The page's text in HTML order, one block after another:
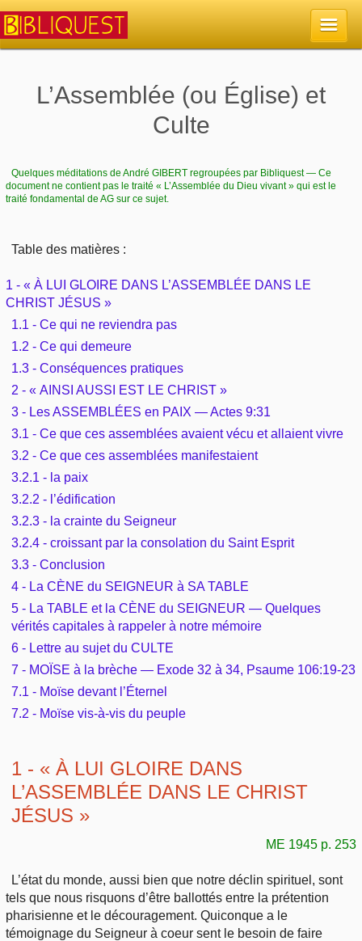
Retour à l'accueil
Quoi de neuf sur Bibliquest
Sujets d'actualité
Librairies, éditeurs
Autres sites chrétiens
Outils
Paramètres
La Bible
Écoutez la Bible
Rechercher (concordance)
Études et commentaires par passage
Versets Classés
Lecture Journalière
Sujets
Dieu
La Bible
L'Évangile, le Salut
Mort, résurrection
Sanctification
Vie pratique
Mariage, famille
Sujets de A à Z
Études et commentaires par passage
Personnages bibliques
Édification
Commentaires journaliers
COURS Bibliques - GUIDES de lecture
Pour débuter
Rechercher dans le site
Ouvrages de A à Z
Auteurs de A à Z
Rechercher dans la Bible
Études et commentaires par passage
Dictionnaires bibliques
Sommaires
Aperçus Livres de la Bible
Autres FAQ
L’Assemblée (ou Église) et
Culte
Quelques méditations de André GIBERT regroupées par Bibliquest — Ce
document ne contient pas le traité « L’Assemblée du Dieu vivant » qui est le
traité fondamental de AG sur ce sujet.
Table des matières :
1 - « À LUI GLOIRE DANS L’ASSEMBLÉE DANS LE
CHRIST JÉSUS »
1.1 - Ce qui ne reviendra pas
1.2 - Ce qui demeure
1.3 - Conséquences pratiques
2 - « AINSI AUSSI EST LE CHRIST »
3 - Les ASSEMBLÉES en PAIX — Actes 9:31
3.1 - Ce que ces assemblées avaient vécu et allaient vivre
3.2 - Ce que ces assemblées manifestaient
3.2.1 - la paix
3.2.2 - l’édification
3.2.3 - la crainte du Seigneur
3.2.4 - croissant par la consolation du Saint Esprit
3.3 - Conclusion
4 - La CÈNE du SEIGNEUR à SA TABLE
5 - La TABLE et la CÈNE du SEIGNEUR — Quelques
vérités capitales à rappeler à notre mémoire
6 - Lettre au sujet du CULTE
7 - MOÏSE à la brèche — Exode 32 à 34, Psaume 106:19-23
7.1 - Moïse devant l’Éternel
7.2 - Moïse vis-à-vis du peuple
1 - « À LUI GLOIRE DANS
L’ASSEMBLÉE DANS LE CHRIST
JÉSUS »
ME 1945 p. 253
L’état du monde, aussi bien que notre déclin spirituel, sont
tels que nous risquons d’être ballottés entre la prétention
pharisienne et le découragement. Quiconque a le
témoignage du Seigneur à coeur sent le besoin de faire